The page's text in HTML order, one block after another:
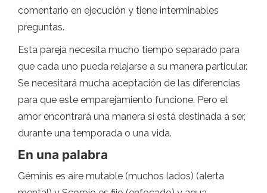
comentario en ejecución y tiene interminables
preguntas.
Esta pareja necesita mucho tiempo separado para
que cada uno pueda relajarse a su manera particular.
Se necesitará mucha aceptación de las diferencias
para que este emparejamiento funcione. Pero el
amor encontrará una manera si está destinada a ser,
durante una temporada o una vida.
En una palabra
Géminis es aire mutable (muchos lados) (alerta